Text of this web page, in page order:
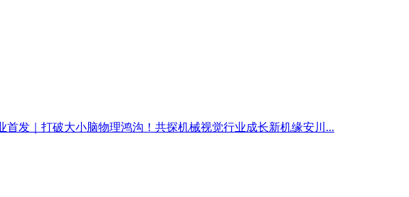
发｜打破大小脑物理鸿沟！共探机械视觉行业成长新机缘安川...